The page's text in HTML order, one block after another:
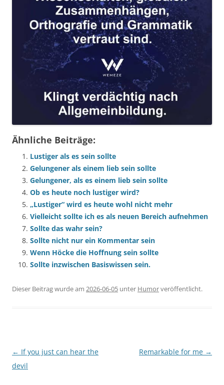
Ähnliche Beiträge:
Lustiger als es sein sollte
Gelungener als einem lieb sein sollte
Gelungener, als es einem lieb sein sollte
Ob es heute noch lustiger wird?
„Lustiger“ wird es heute wohl nicht mehr
Vielleicht sollte ich es als neuen Bereich aufnehmen
Sollte das wahr sein?
Sollte nicht nur ein Kommentar sein
Wenn Höcke die Hoffnung sein sollte
Sollte inzwischen Basiswissen sein.
Dieser Beitrag wurde am 2026-06-05 unter Humorveröffentlicht.
Beitragsnavigation
← If you just can hear the
devil
Remarkable for me →